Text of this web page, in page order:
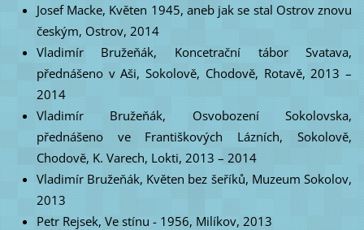
Josef Macke, Květen 1945, aneb jak se stal Ostrov znovu
českým, Ostrov, 2014
Vladimír Bružeňák, Koncetrační tábor Svatava,
přednášeno v Aši, Sokolově, Chodově, Rotavě, 2013 –
2014
Vladimír Bružeňák, Osvobození Sokolovska,
přednášeno ve Františkových Lázních, Sokolově,
Chodově, K. Varech, Lokti, 2013 – 2014
Vladimír Bružeňák, Květen bez šeříků, Muzeum Sokolov,
2013
Petr Rejsek, Ve stínu - 1956, Milíkov, 2013